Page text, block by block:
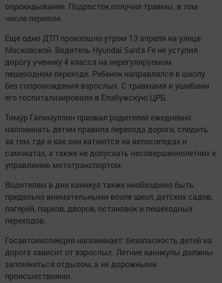
опрокидывание. Подросток получил травмы, в том
числе перелом.
Еще одно ДТП произошло утром 13 апреля на улице
Московской. Водитель Hyundai Santa Fe не уступил
дорогу ученику 4 класса на нерегулируемом
пешеходном переходе. Ребенок направлялся в школу
без сопровождения взрослых. С травмами и ушибами
его госпитализировали в Елабужскую ЦРБ.
Тимур Галимуллин призвал родителей ежедневно
напоминать детям правила перехода дороги, следить
за тем, где и как они катаются на велосипедах и
самокатах, а также не допускать несовершеннолетних к
управлению мототранспортом.
Водителям в дни каникул также необходимо быть
предельно внимательными возле школ, детских садов,
лагерей, парков, дворов, остановок и пешеходных
переходов.
Госавтоинспекция напоминает: безопасность детей на
дороге зависит от взрослых. Летние каникулы должны
запомниться отдыхом, а не дорожными
происшествиями.